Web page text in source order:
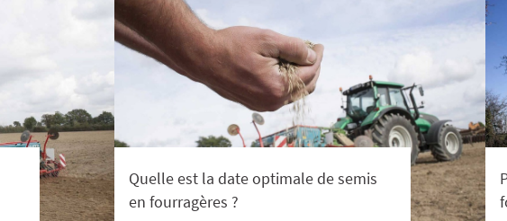
Semences Bio
Protéagineux
Agriculture Bio
Quelle est la date optimale de semis
en fourragères ?